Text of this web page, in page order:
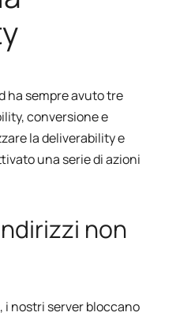
ha sempre avuto tre
conversione e
la deliverability e
una serie di azioni
non
i nostri server bloccano